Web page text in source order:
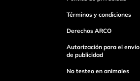
Términos y condiciones
Derechos ARCO
Autorización para el envío
de publicidad
No testeo en animales